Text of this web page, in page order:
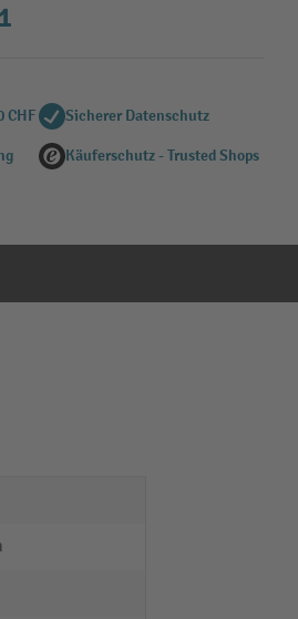
CHF Sicherer Datenschutz
Käuferschutz - Trusted Shops